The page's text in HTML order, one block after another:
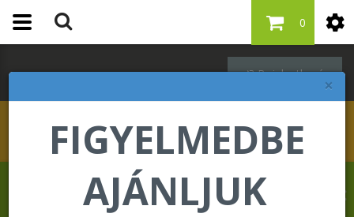
×
FIGYELMEDBE
AJÁNLJUK
Bejelentkezés
0
Dr. Kardosné Hosszú Erzsébet üdvözli Önt
a Forever Living internetes áruházában!